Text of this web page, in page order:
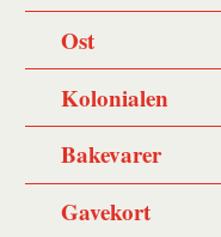
Ost
Kolonialen
Bakevarer
Gavekort